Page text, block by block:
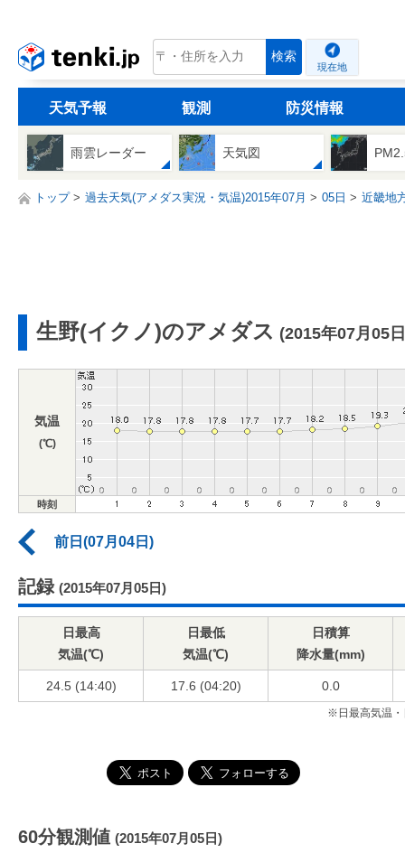
tenki.jp 検索
現在地
天気予報 観測 防災情報
雨雲レーダー 天気図
トップ 過去天気(アメダス実況・気温)2015年07月 05日 近畿地
生野(イクノ)のアメダス (2015年07月05
気温
(℃)
時刻
前日(07月04日)
記録 (2015年07月05日)
日最高
気温(℃)
日最低
気温(℃)
日積算
降水量(mm)
24.5 (14:40) 17.6 (04:20) 0.0
※日最高気温・
60分観測値 (2015年07月05日)